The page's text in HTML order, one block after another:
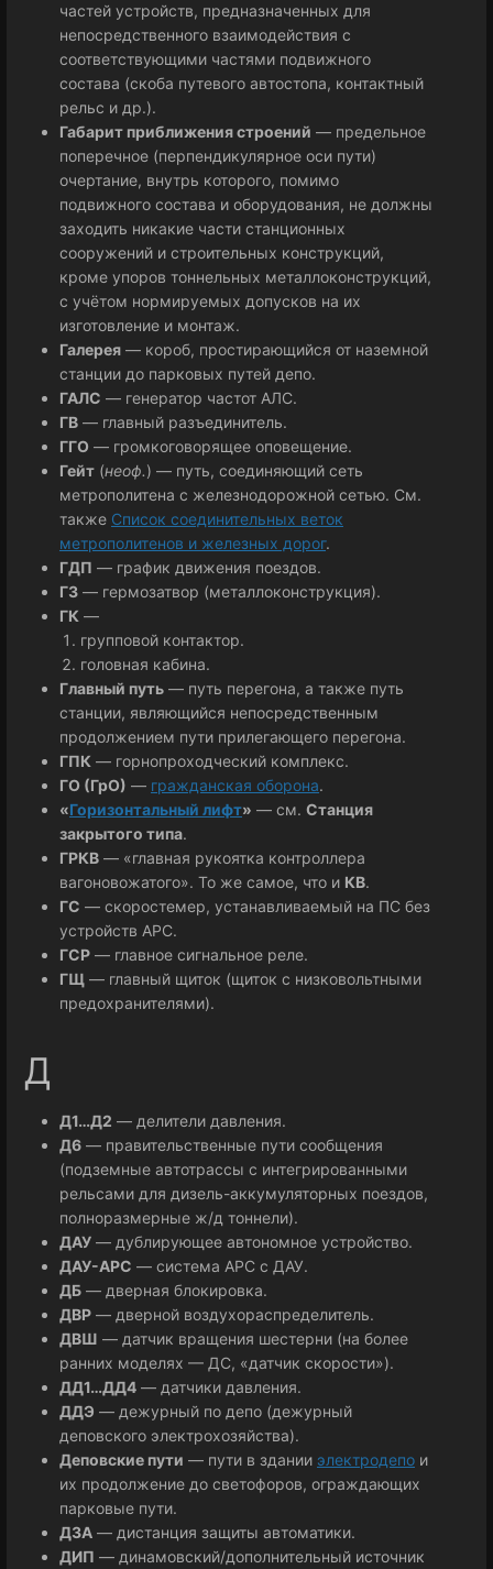
частей устройств, предназначенных для
непосредственного взаимодействия с
соответствующими частями подвижного
состава (скоба путевого автостопа, контактный
рельс и др.).
Габарит приближения строений — предельное
поперечное (перпендикулярное оси пути)
очертание, внутрь которого, помимо
подвижного состава и оборудования, не должны
заходить никакие части станционных
сооружений и строительных конструкций,
кроме упоров тоннельных металлоконструкций,
с учётом нормируемых допусков на их
изготовление и монтаж.
Галерея — короб, простирающийся от наземной
станции до парковых путей депо.
ГАЛС — генератор частот АЛС.
ГВ — главный разъединитель.
ГГО — громкоговорящее оповещение.
Гейт (неоф.) — путь, соединяющий сеть
метрополитена с железнодорожной сетью. См.
также Список соединительных веток
метрополитенов и железных дорог.
ГДП — график движения поездов.
ГЗ — гермозатвор (металлоконструкция).
ГК —
групповой контактор.
головная кабина.
Главный путь — путь перегона, а также путь
станции, являющийся непосредственным
продолжением пути прилегающего перегона.
ГПК — горнопроходческий комплекс.
ГО (ГрО) — гражданская оборона.
«Горизонтальный лифт» — см. Станция
закрытого типа.
ГРКВ — «главная рукоятка контроллера
вагоновожатого». То же самое, что и КВ.
ГС — скоростемер, устанавливаемый на ПС без
устройств АРС.
ГСР — главное сигнальное реле.
ГЩ — главный щиток (щиток с низковольтными
предохранителями).
Д
Д1…Д2 — делители давления.
Д6 — правительственные пути сообщения
(подземные автотрассы с интегрированными
рельсами для дизель-аккумуляторных поездов,
полноразмерные ж/д тоннели).
ДАУ — дублирующее автономное устройство.
ДАУ-АРС — система АРС с ДАУ.
ДБ — дверная блокировка.
ДВР — дверной воздухораспределитель.
ДВШ — датчик вращения шестерни (на более
ранних моделях — ДС, «датчик скорости»).
ДД1…ДД4 — датчики давления.
ДДЭ — дежурный по депо (дежурный
деповского электрохозяйства).
Деповские пути — пути в здании электродепо и
их продолжение до светофоров, ограждающих
парковые пути.
ДЗА — дистанция защиты автоматики.
ДИП — динамовский/дополнительный источник